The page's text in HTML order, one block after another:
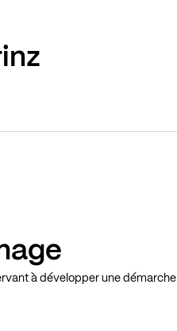
à développer une démarche